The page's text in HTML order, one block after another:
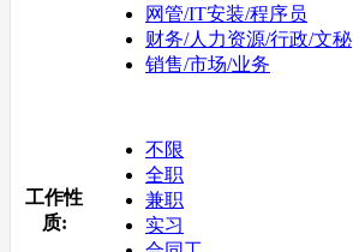
网管/IT安装/程序员
财务/人力资源/行政/文秘
销售/市场/业务
工作性
质:
不限
全职
兼职
实习